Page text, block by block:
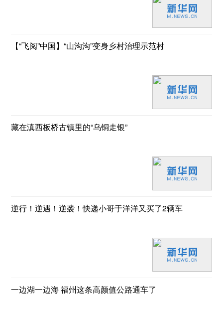
【“飞阅”中国】“山沟沟”变身乡村治理示范村
藏在滇西板桥古镇里的“乌铜走银”
逆行！逆遇！逆袭！快递小哥于洋洋又买了2辆车
一边湖一边海 福州这条高颜值公路通车了